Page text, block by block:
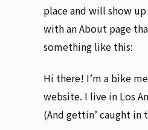
place and will show
with an About page
something like this:
Hi there! I’m a bike
website. I live in Los
(And gettin’ caught in